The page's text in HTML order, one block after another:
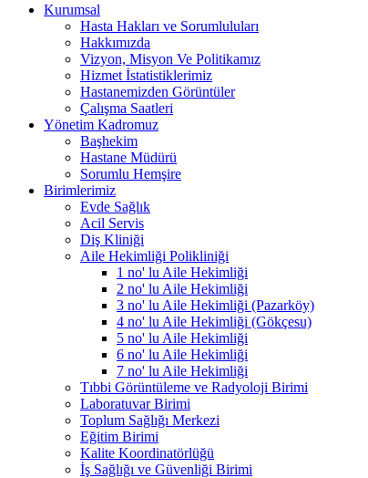
Kurumsal
Hasta Hakları ve Sorumluluları
Hakkımızda
Vizyon, Misyon Ve Politikamız
Hizmet İstatistiklerimiz
Hastanemizden Görüntüler
Çalışma Saatleri
Yönetim Kadromuz
Başhekim
Hastane Müdürü
Sorumlu Hemşire
Birimlerimiz
Evde Sağlık
Acil Servis
Diş Kliniği
Aile Hekimliği Polikliniği
1 no' lu Aile Hekimliği
2 no' lu Aile Hekimliği
3 no' lu Aile Hekimliği (Pazarköy)
4 no' lu Aile Hekimliği (Gökçesu)
5 no' lu Aile Hekimliği
6 no' lu Aile Hekimliği
7 no' lu Aile Hekimliği
Tıbbi Görüntüleme ve Radyoloji Birimi
Laboratuvar Birimi
Toplum Sağlığı Merkezi
Eğitim Birimi
Kalite Koordinatörlüğü
İş Sağlığı ve Güvenliği Birimi